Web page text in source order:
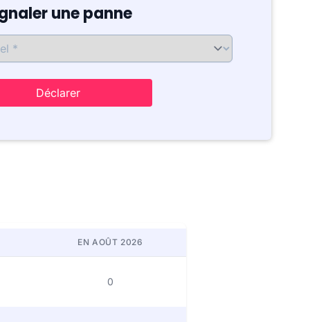
une panne
Déclarer
EN AOÛT 2026
0